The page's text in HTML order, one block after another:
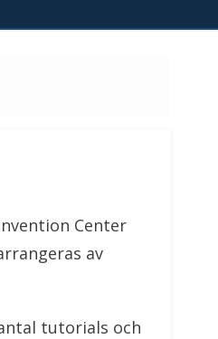
Center
av
tutorials och